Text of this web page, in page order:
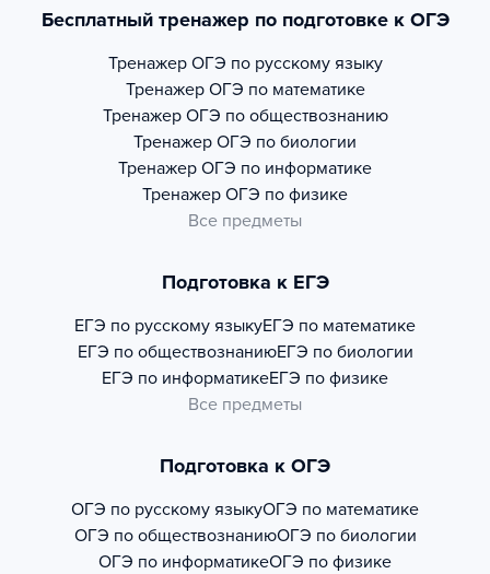
Бесплатный тренажер по подготовке к ОГЭ
Тренажер ОГЭ по русскому языку
Тренажер ОГЭ по математике
Тренажер ОГЭ по обществознанию
Тренажер ОГЭ по биологии
Тренажер ОГЭ по информатике
Тренажер ОГЭ по физике
Все предметы
Подготовка к ЕГЭ
ЕГЭ по русскому языкуЕГЭ по математике
ЕГЭ по обществознаниюЕГЭ по биологии
ЕГЭ по информатикеЕГЭ по физике
Все предметы
Подготовка к ОГЭ
ОГЭ по русскому языкуОГЭ по математике
ОГЭ по обществознаниюОГЭ по биологии
ОГЭ по информатикеОГЭ по физике